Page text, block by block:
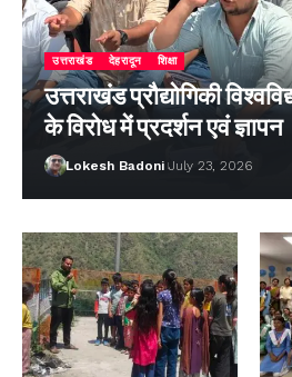
उत्तराखंड देहरादून शिक्षा
उत्तराखंड प्रौद्योगिकी
के विरोध में प्रदर्शन एवं ज्ञापन
Lokesh Badoni July 23, 2026